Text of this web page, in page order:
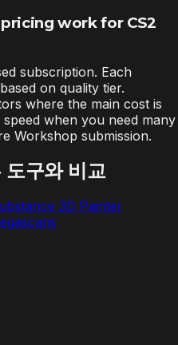
work for CS2
subscription. Each
on quality tier.
where the main cost is
when you need many
Workshop submission.
구와 비교
3D Painter